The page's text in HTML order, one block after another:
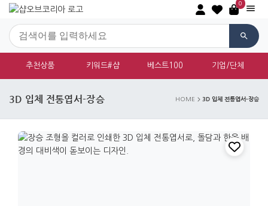
0
추천상품 키워드#샵 베스트100 기업/단체
3D 입체 전통엽서-장승 HOME 3D 입체 전통엽서-장승